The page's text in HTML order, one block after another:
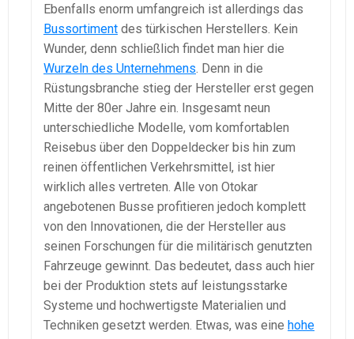
Ebenfalls enorm umfangreich ist allerdings das
Bussortiment des türkischen Herstellers. Kein
Wunder, denn schließlich findet man hier die
Wurzeln des Unternehmens. Denn in die
Rüstungsbranche stieg der Hersteller erst gegen
Mitte der 80er Jahre ein. Insgesamt neun
unterschiedliche Modelle, vom komfortablen
Reisebus über den Doppeldecker bis hin zum
reinen öffentlichen Verkehrsmittel, ist hier
wirklich alles vertreten. Alle von Otokar
angebotenen Busse profitieren jedoch komplett
von den Innovationen, die der Hersteller aus
seinen Forschungen für die militärisch genutzten
Fahrzeuge gewinnt. Das bedeutet, dass auch hier
bei der Produktion stets auf leistungsstarke
Systeme und hochwertigste Materialien und
Techniken gesetzt werden. Etwas, was eine hohe